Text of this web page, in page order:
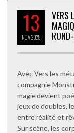
13
NOV2025
VERS
Avec Vers les
compagnie
magie devient
jeux de doubles,
entre réalité et
Sur scène, les